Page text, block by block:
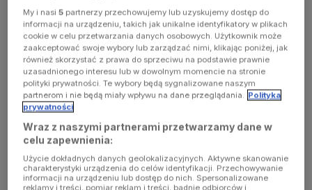
occurred
(see the
browser
console for
more
My i nasi5 partnerzy przechowujemy lub uzyskujemy dostęp do
informacji na urządzeniu, takich jak unikalne identyfikatory w plikach
cookie w celu przetwarzania danych osobowych. Użytkownik może
zaakceptować swoje wybory lub zarządzać nimi, klikając poniżej, jak
również skorzystać z prawa do sprzeciwu na podstawie prawnie
uzasadnionego interesu lub w dowolnym momencie na stronie
polityki prywatności. Te wybory będą sygnalizowane naszym
partnerom i nie będą miały wpływu na dane przeglądania. Polityka
prywatności
Wraz z naszymi partnerami przetwarzamy dane w
celu zapewnienia:
Użycie dokładnych danych geolokalizacyjnych. Aktywne skanowanie
charakterystyki urządzenia do celów identyfikacji. Przechowywanie
informacji na urządzeniu lub dostęp do nich. Spersonalizowane
reklamy i treści, pomiar reklam i treści, badnie odbiorców i